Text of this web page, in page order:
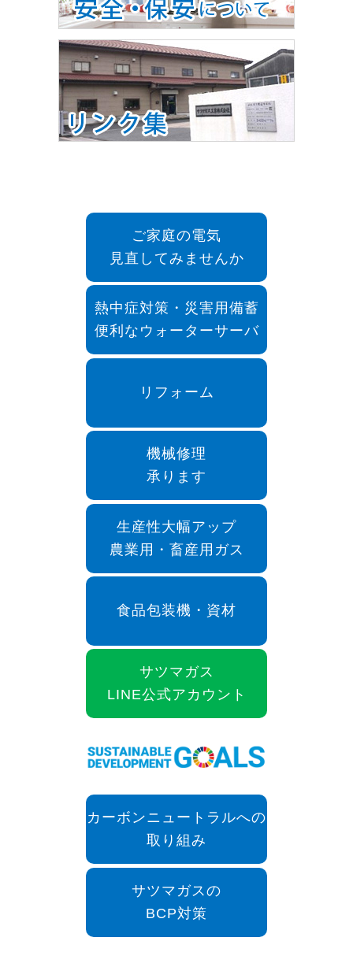
ご家庭の電気
見直してみませんか
熱中症対策・災害用備蓄
便利なウォーターサーバ
リフォーム
機械修理
承ります
生産性大幅アップ
農業用・畜産用ガス
食品包装機・資材
サツマガス
LINE公式アカウント
カーボンニュートラルへの
取り組み
サツマガスの
BCP対策